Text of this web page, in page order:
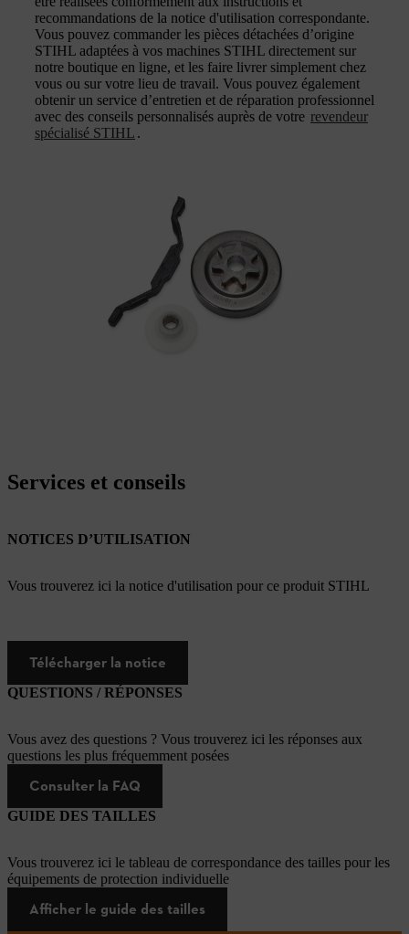
recommandations de la notice d'utilisation correspondante.
Vous pouvez commander les pièces détachées d’origine
STIHL adaptées à vos machines STIHL directement sur
notre boutique en ligne, et les faire livrer simplement chez
vous ou sur votre lieu de travail. Vous pouvez également
obtenir un service d’entretien et de réparation professionnel
avec des conseils personnalisés auprès de votre revendeur
spécialisé STIHL .
Services et conseils
NOTICES D’UTILISATION
Vous trouverez ici la notice d'utilisation pour ce produit STIHL
Télécharger la notice
QUESTIONS / RÉPONSES
Vous avez des questions ? Vous trouverez ici les réponses aux
questions les plus fréquemment posées
Consulter la FAQ
GUIDE DES TAILLES
Vous trouverez ici le tableau de correspondance des tailles pour les
équipements de protection individuelle
Afficher le guide des tailles